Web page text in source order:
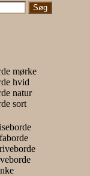
mørke
hvid
natur
sort